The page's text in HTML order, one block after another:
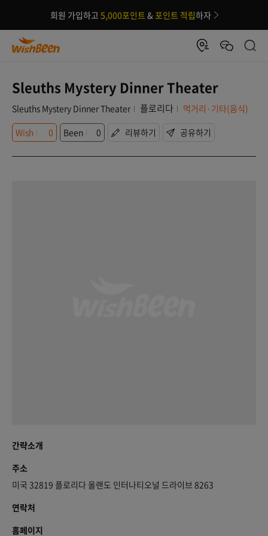
회원 가입하고 5,000포인트 &포인트 적립하자
Sleuths Mystery Dinner Theater
Sleuths Mystery Dinner Theater 플로리다
먹거리·기타(음식)
Wish
0 Been 0 리뷰하기 공유하기
간략소개
주소
미국 32819 플로리다 올랜도 인터나티오널 드라이브 8263
연락처
홈페이지